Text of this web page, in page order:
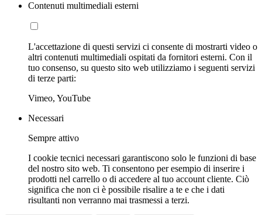
Contenuti multimediali esterni
L'accettazione di questi servizi ci consente di mostrarti video o
altri contenuti multimediali ospitati da fornitori esterni. Con il
tuo consenso, su questo sito web utilizziamo i seguenti servizi
di terze parti:
Vimeo, YouTube
Necessari
Sempre attivo
I cookie tecnici necessari garantiscono solo le funzioni di base
del nostro sito web. Ti consentono per esempio di inserire i
prodotti nel carrello o di accedere al tuo account cliente. Ciò
significa che non ci è possibile risalire a te e che i dati
risultanti non verranno mai trasmessi a terzi.